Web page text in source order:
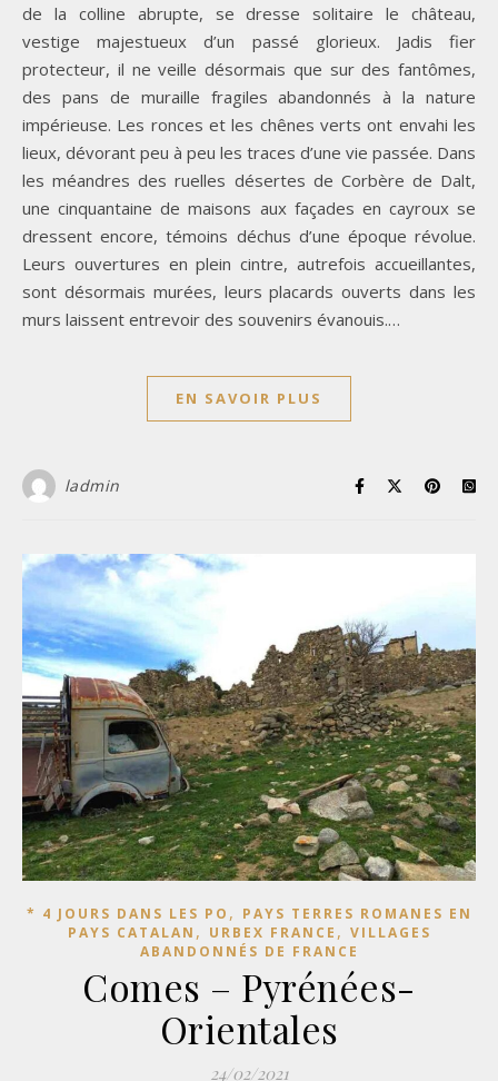
de la colline abrupte, se dresse solitaire le château,
vestige majestueux d’un passé glorieux. Jadis fier
protecteur, il ne veille désormais que sur des fantômes,
des pans de muraille fragiles abandonnés à la nature
impérieuse. Les ronces et les chênes verts ont envahi les
lieux, dévorant peu à peu les traces d’une vie passée. Dans
les méandres des ruelles désertes de Corbère de Dalt,
une cinquantaine de maisons aux façades en cayroux se
dressent encore, témoins déchus d’une époque révolue.
Leurs ouvertures en plein cintre, autrefois accueillantes,
sont désormais murées, leurs placards ouverts dans les
murs laissent entrevoir des souvenirs évanouis.…
EN SAVOIR PLUS
ladmin
* 4 JOURS DANS LES PO , PAYS TERRES ROMANES EN
PAYS CATALAN , URBEX FRANCE , VILLAGES
ABANDONNÉS DE FRANCE
Comes – Pyrénées-
Orientales
24/02/2021